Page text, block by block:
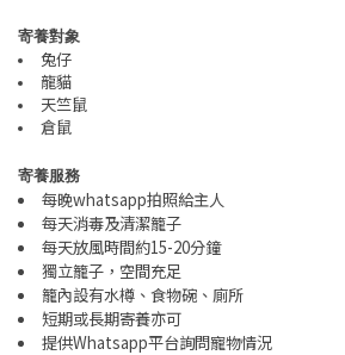
寄養對象
兔仔
龍貓
天竺鼠
倉鼠
寄養服務
每晚whatsapp拍照給主人
每天消毒及清潔籠子
每天放風時間約15-20分鐘
獨立籠子，空間充足
籠內設有水樽、食物碗、廁所
短期或長期寄養亦可
提供Whatsapp平台詢問寵物情況